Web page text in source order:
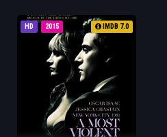
HD 2015 IMDB 7.0